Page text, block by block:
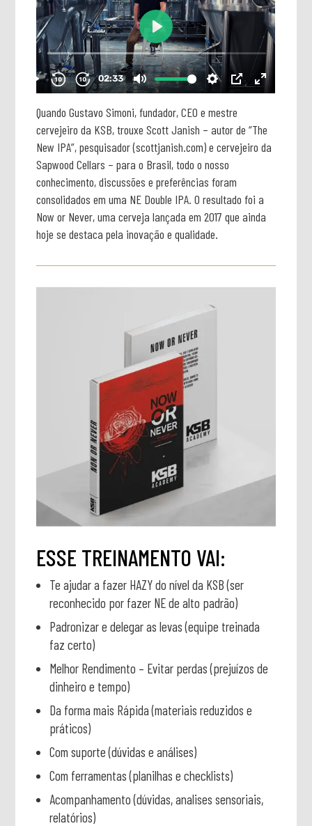
Quando Gustavo Simoni, fundador, CEO e mestre
cervejeiro da KSB, trouxe Scott Janish – autor de “The
New IPA”, pesquisador (scottjanish.com) e cervejeiro da
Sapwood Cellars – para o Brasil, todo o nosso
conhecimento, discussões e preferências foram
consolidados em uma NE Double IPA. O resultado foi a
Now or Never, uma cerveja lançada em 2017 que ainda
hoje se destaca pela inovação e qualidade.
ESSE TREINAMENTO VAI:
Te ajudar a fazer HAZY do nível da KSB (ser
reconhecido por fazer NE de alto padrão)
Padronizar e delegar as levas (equipe treinada
faz certo)
Melhor Rendimento – Evitar perdas (prejuízos de
dinheiro e tempo)
Da forma mais Rápida (materiais reduzidos e
práticos)
Com suporte (dúvidas e análises)
Com ferramentas (planilhas e checklists)
Acompanhamento (dúvidas, analises sensoriais,
relatórios)